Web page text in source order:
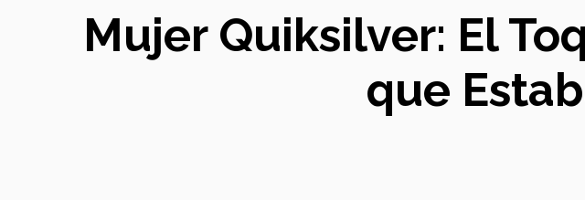
Mujer Quiksilver: El
que